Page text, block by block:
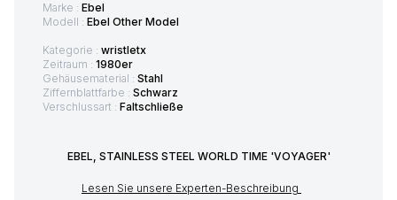
Marke : Ebel
Modell : Ebel Other Model
Kategorie : wristletx
Zeitraum : 1980er
Gehäusematerial : Stahl
Ziffernblattfarbe : Schwarz
Verschlussart : Faltschließe
EBEL, STAINLESS STEEL WORLD TIME 'VOYAGER'
Lesen Sie unsere Experten-Beschreibung